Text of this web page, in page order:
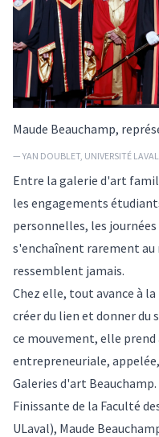
Maude Beauchamp,
— YAN DOUBLET, UNIVERSITÉ LAVAL
Entre la galerie d'art
les engagements
personnelles, les journées
s'enchaînent rarement au
ressemblent jamais.
Chez elle, tout avance à
créer du lien et donner du
ce mouvement, elle prend
entrepreneuriale,
Galeries d'art Beauchamp.
Finissante de la Faculté
ULaval), Maude